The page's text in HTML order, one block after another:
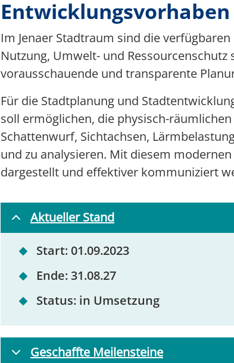
Team Smart City
Förderer
Multimedia
Team 5G
Förderer
Entwicklungsvorhaben
Im Jenaer Stadtraum sind die
Nutzung, Umwelt- und
vorausschauende und transparente
Für die Stadtplanung und
soll ermöglichen, die physisch-
Schattenwurf, Sichtachsen,
und zu analysieren. Mit diesem
dargestellt und effektiver kommuniziert
Aktueller Stand
Start: 01.09.2023
Ende: 31.08.27
Status: in Umsetzung
Geschaffte Meilensteine